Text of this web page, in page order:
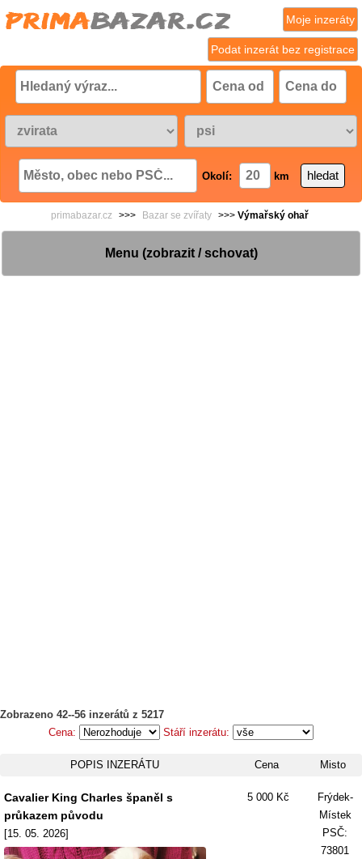
Podat inzerát bez registrace
Moje inzeráty
Okolí: km
primabazar.cz >>> Bazar se zvířaty >>> Výmařský ohař
Menu (zobrazit / schovat)
Zobrazeno 42--56 inzerátů z 5217
Cena:
Stáří inzerátu:
POPIS INZERÁTU Cena Misto
Cavalier King Charles španěl s
průkazem původu
[15. 05. 2026]
5 000 Kč
Frýdek-
Místek
PSČ:
73801